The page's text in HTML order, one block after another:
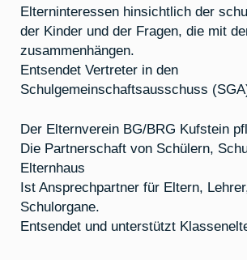
Elterninteressen hinsichtlich der
der Kinder und der Fragen, die mit
zusammenhängen.
Entsendet Vertreter in den
Schulgemeinschaftsausschuss
Der Elternverein BG/BRG Kufstein
Die Partnerschaft von Schülern,
Elternhaus
Ist Ansprechpartner für Eltern,
Schulorgane.
Entsendet und unterstützt